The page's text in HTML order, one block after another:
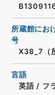
所蔵館にお
号
X38_7（
言語
英語 / フ